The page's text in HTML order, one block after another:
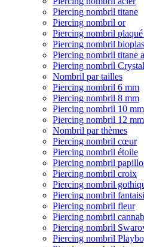
Piercing nombril titane
Piercing nombril or
Piercing nombril
Piercing nombril
Piercing nombril titane
Piercing nombril
Nombril par tailles
Piercing nombril 6 mm
Piercing nombril 8 mm
Piercing nombril 10 mm
Piercing nombril 12 mm
Nombril par thèmes
Piercing nombril cœur
Piercing nombril étoile
Piercing nombril
Piercing nombril croix
Piercing nombril
Piercing nombril
Piercing nombril fleur
Piercing nombril
Piercing nombril
Piercing nombril